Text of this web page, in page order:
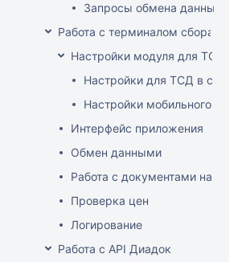
Запросы обмена данными
Работа с терминалом сбора
Настройки модуля для ТСД
Настройки для ТСД в
Настройки мобильного
Интерфейс приложения
Обмен данными
Работа с документами на ТСД
Проверка цен
Логирование
Работа с API Диадок